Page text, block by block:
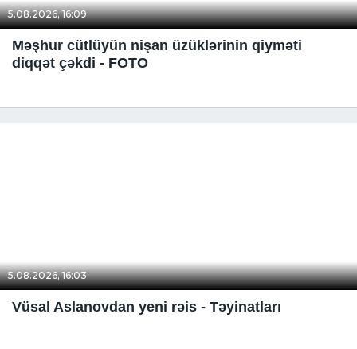
5.08.2026, 16:09
Məşhur cütlüyün nişan üzüklərinin qiyməti
diqqət çəkdi - FOTO
5.08.2026, 16:03
Vüsal Aslanovdan yeni rəis - Təyinatları